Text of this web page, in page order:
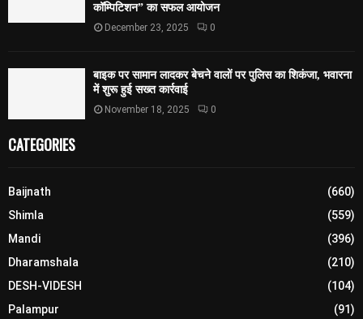
कॉम्पिटिशन” का सफल आयोजन
December 23, 2025 0
बाइक पर सामान लादकर बेचने वालों पर पुलिस का शिकंजा, भवारना
में शुरू हुई सख्त कार्रवाई
November 18, 2025 0
CATEGORIES
Baijnath
(660)
Shimla
(559)
Mandi
(396)
Dharamshala
(210)
DESH-VIDESH
(104)
Palampur
(91)